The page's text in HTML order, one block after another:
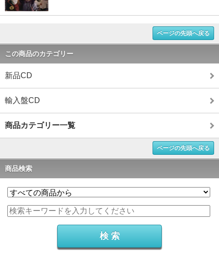
ページの先頭へ戻る
この商品のカテゴリー
新品CD
輸入盤CD
商品カテゴリー一覧
ページの先頭へ戻る
商品検索